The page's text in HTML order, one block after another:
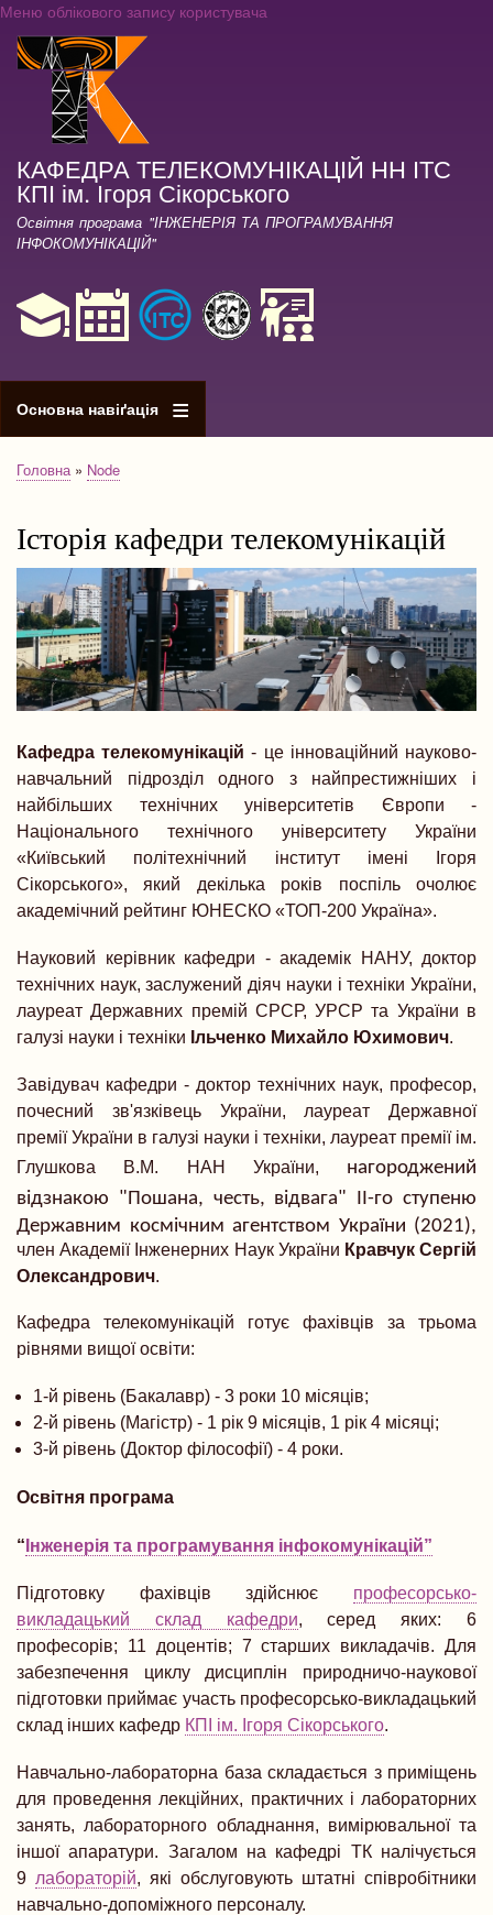
Перейти
Меню облікового запису користувача
КАФЕДРА ТЕЛЕКОМУНІКАЦІЙ НН ІТС
КПІ ім. Ігоря Сікорського
Освітня програма "ІНЖЕНЕРІЯ ТА ПРОГРАМУВАННЯ
ІНФОКОМУНІКАЦІЙ"
Основна навіґація
Рядок
Головна Node
Історія кафедри телекомунікацій
Кафедра телекомунікацій - це інноваційний науково-
навчальний підрозділ одного з найпрестижніших і
найбільших технічних університетів Європи -
Національного технічного університету України
«Київський політехнічний інститут імені Ігоря
Сікорського», який декілька років поспіль очолює
академічний рейтинг ЮНЕСКО «ТОП-200 Україна».
Науковий керівник кафедри - академік НАНУ, доктор
технічних наук, заслужений діяч науки і техніки України,
лауреат Державних премій СРСР, УРСР та України в
галузі науки і техніки Ільченко Михайло Юхимович.
Завідувач кафедри - доктор технічних наук, професор,
почесний зв'язківець України, лауреат Державної
премії України в галузі науки і техніки, лауреат премії ім.
Глушкова В.М. НАН України, нагороджений
відзнакою "Пошана, честь, відвага" ІІ-го ступеню
Державним космічним агентством України (2021),
член Академії Інженерних Наук України Кравчук Сергій
Олександрович.
Кафедра телекомунікацій готує фахівців за трьома
рівнями вищої освіти:
1-й рівень (Бакалавр) - 3 роки 10 місяців;
2-й рівень (Магістр) - 1 рік 9 місяців, 1 рік 4 місяці;
3-й рівень (Доктор філософії) - 4 роки.
Освітня програма
“ Інженерія та програмування інфокомунікацій”
Підготовку фахівців здійснює професорсько-
викладацький склад кафедри, серед яких: 6
професорів; 11 доцентів; 7 старших викладачів. Для
забезпечення циклу дисциплін природничо-наукової
підготовки приймає участь професорсько-викладацький
склад інших кафедр КПІ ім. Ігоря Сікорського.
Навчально-лабораторна база складається з приміщень
для проведення лекційних, практичних і лабораторних
занять, лабораторного обладнання, вимірювальної та
іншої апаратури. Загалом на кафедрі ТК налічується
9 лабораторій, які обслуговують штатні співробітники
навчально-допоміжного персоналу.